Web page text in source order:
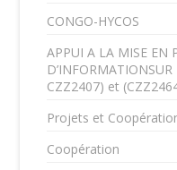
CONGO-HYCOS
APPUI A LA MISE EN
D’INFORMATIONSUR
CZZ2407) et
Projets et
Coopération